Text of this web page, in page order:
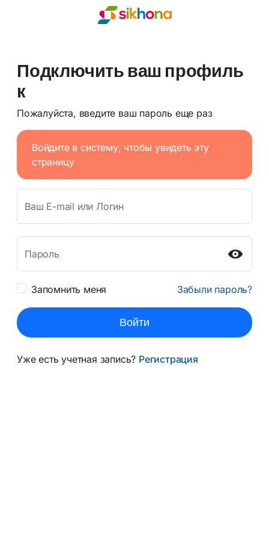
Подключить ваш профиль
к
Пожалуйста, введите ваш пароль еще раз
Войдите в систему, чтобы увидеть эту
страницу
Ваш E-mail или Логин
Пароль
Запомнить меня Забыли пароль?
Войти
Уже есть учетная запись? Регистрация